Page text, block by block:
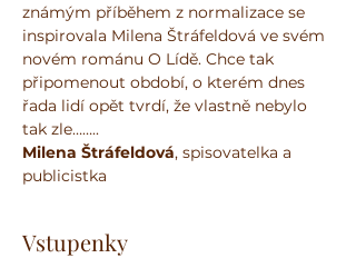
známým příběhem z normalizace se
inspirovala Milena Štráfeldová ve svém
novém románu O Lídě. Chce tak
připomenout období, o kterém dnes
řada lidí opět tvrdí, že vlastně nebylo
tak zle……..
Milena Štráfeldová, spisovatelka a
publicistka
Vstupenky